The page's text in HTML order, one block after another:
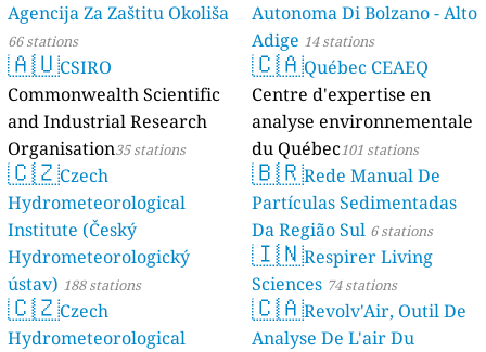
Agencija Za Zaštitu Okoliša
66 stations
🇦🇺CSIRO
Commonwealth Scientific
and Industrial Research
Organisation35 stations
🇨🇿Czech
Hydrometeorological
Institute (Český
Hydrometeorologický
ústav) 188 stations
🇨🇿Czech
Hydrometeorological
Autonoma Di Bolzano - Alto
Adige 14 stations
🇨🇦Québec CEAEQ
Centre d'expertise en
analyse environnementale
du Québec101 stations
🇧🇷Rede Manual De
Partículas Sedimentadas
Da Região Sul 6 stations
🇮🇳Respirer Living
Sciences 74 stations
🇨🇦Revolv'Air, Outil De
Analyse De L'air Du